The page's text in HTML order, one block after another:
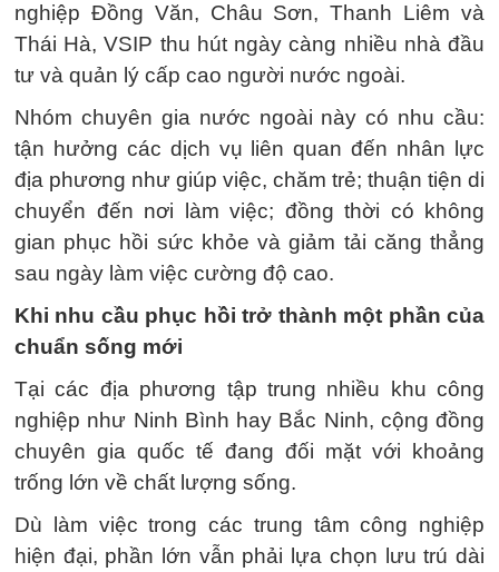
nghiệp Đồng Văn, Châu Sơn, Thanh Liêm và
Thái Hà, VSIP thu hút ngày càng nhiều nhà đầu
tư và quản lý cấp cao người nước ngoài.
Nhóm chuyên gia nước ngoài này có nhu cầu:
tận hưởng các dịch vụ liên quan đến nhân lực
địa phương như giúp việc, chăm trẻ; thuận tiện di
chuyển đến nơi làm việc; đồng thời có không
gian phục hồi sức khỏe và giảm tải căng thẳng
sau ngày làm việc cường độ cao.
Khi nhu cầu phục hồi trở thành một phần của
chuẩn sống mới
Tại các địa phương tập trung nhiều khu công
nghiệp như Ninh Bình hay Bắc Ninh, cộng đồng
chuyên gia quốc tế đang đối mặt với khoảng
trống lớn về chất lượng sống.
Dù làm việc trong các trung tâm công nghiệp
hiện đại, phần lớn vẫn phải lựa chọn lưu trú dài